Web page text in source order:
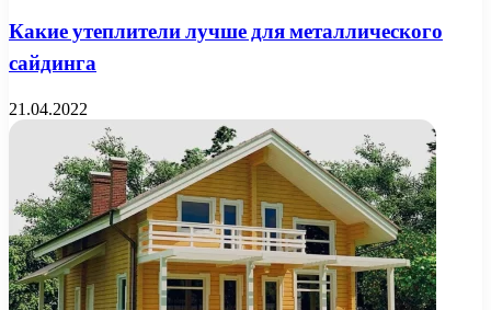
Какие утеплители лучше для металлического
сайдинга
21.04.2022